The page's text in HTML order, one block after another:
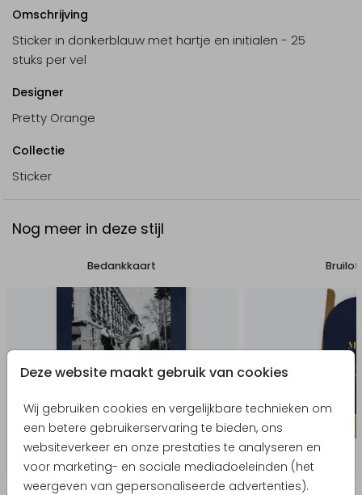
Deze website maakt gebruik van cookies
Wij gebruiken cookies en vergelijkbare technieken om
een betere gebruikerservaring te bieden, ons
websiteverkeer en onze prestaties te analyseren en
voor marketing- en sociale mediadoeleinden (het
weergeven van gepersonaliseerde advertenties).
Omschrijving
Sticker in donkerblauw met hartje en initialen - 25
stuks per vel
Designer
Pretty Orange
Collectie
Sticker
Nog meer in deze stijl
Bedankkaart